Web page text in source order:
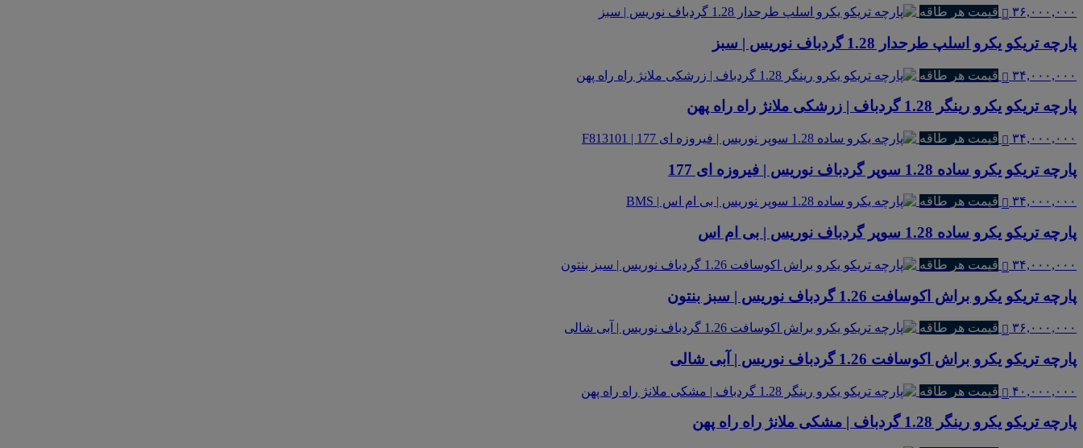
۳۶,۰۰۰,۰۰۰ قیمت هر طاقه
پارچه تریکو یکرو اسلپ طرحدار 1.28 گردباف نوریس | سبز
۳۴,۰۰۰,۰۰۰ قیمت هر طاقه
پارچه تریکو یکرو رینگر 1.28 گردباف | زرشکی ملانژ راه راه پهن
۳۴,۰۰۰,۰۰۰ قیمت هر طاقه
پارچه تریکو یکرو ساده 1.28 سوپر گردباف نوریس | فیروزه ای 177
۳۴,۰۰۰,۰۰۰ قیمت هر طاقه
پارچه تریکو یکرو ساده 1.28 سوپر گردباف نوریس | بی ام اس
۳۴,۰۰۰,۰۰۰ قیمت هر طاقه
پارچه تریکو یکرو براش اکوسافت 1.26 گردباف نوریس | سبز بنتون
۳۶,۰۰۰,۰۰۰ قیمت هر طاقه
پارچه تریکو یکرو براش اکوسافت 1.26 گردباف نوریس | آبی شالی
۴۰,۰۰۰,۰۰۰ قیمت هر طاقه
پارچه تریکو یکرو رینگر 1.28 گردباف | مشکی ملانژ راه راه پهن